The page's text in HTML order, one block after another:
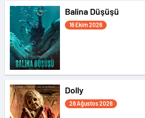
Balina Düşüşü
16 Ekim 2026
Dolly
28 Ağustos 2026